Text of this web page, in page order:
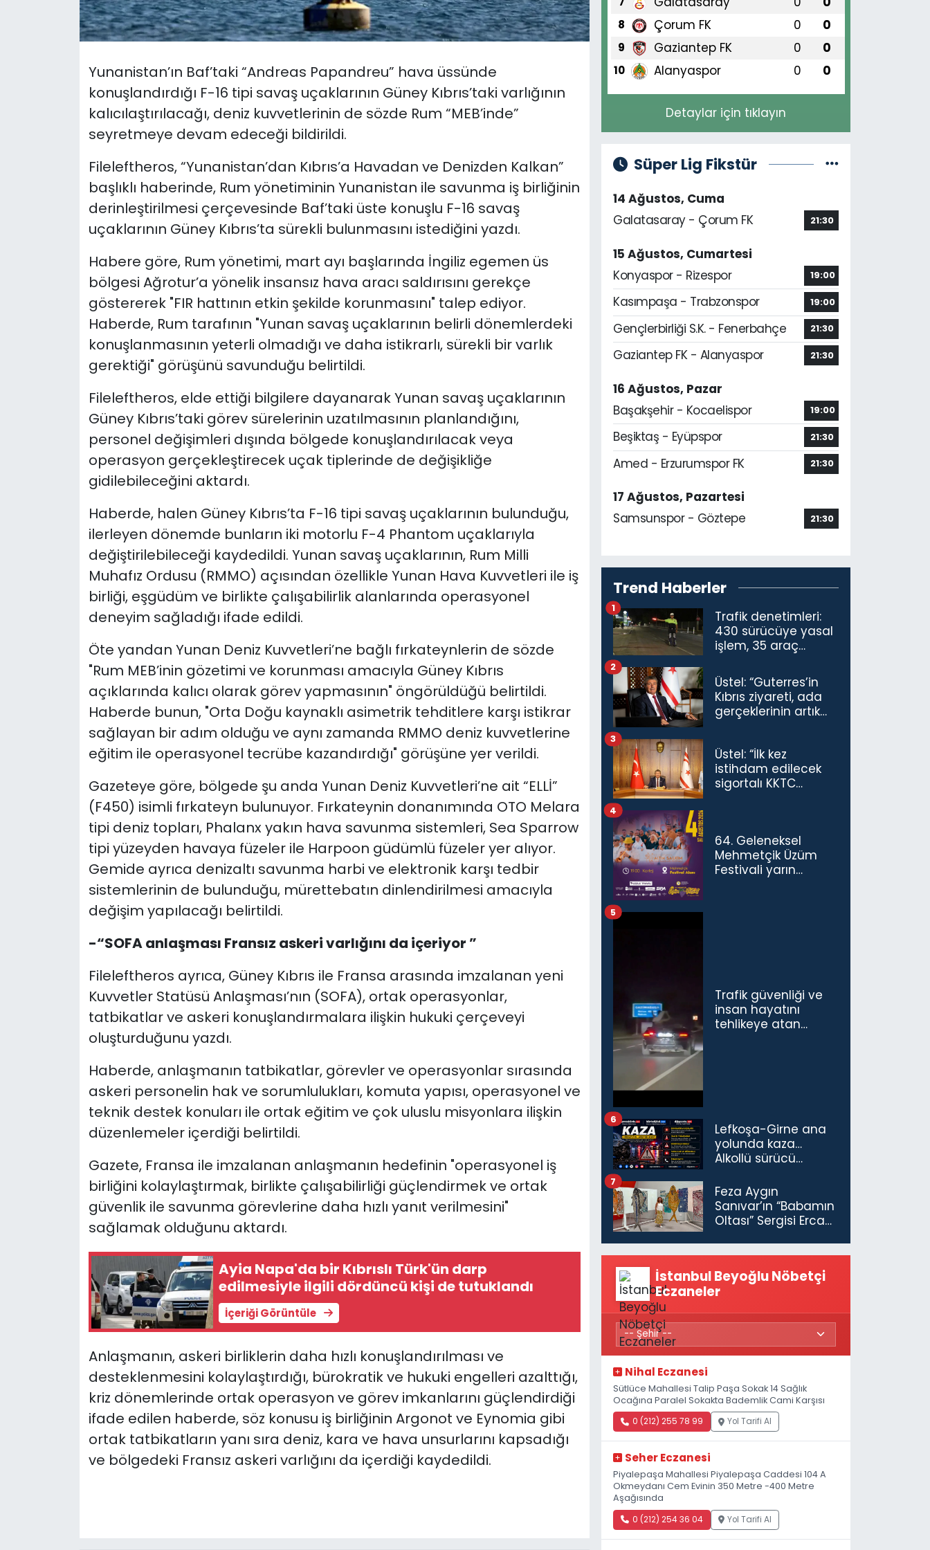
Yunanistan’ın Baf’taki “Andreas Papandreu” hava üssünde
konuşlandırdığı F-16 tipi savaş uçaklarının Güney Kıbrıs’taki varlığının
kalıcılaştırılacağı, deniz kuvvetlerinin de sözde Rum “MEB’inde”
seyretmeye devam edeceği bildirildi.
Fileleftheros, “Yunanistan’dan Kıbrıs’a Havadan ve Denizden Kalkan”
başlıklı haberinde, Rum yönetiminin Yunanistan ile savunma iş birliğinin
derinleştirilmesi çerçevesinde Baf’taki üste konuşlu F-16 savaş
uçaklarının Güney Kıbrıs’ta sürekli bulunmasını istediğini yazdı.
Habere göre, Rum yönetimi, mart ayı başlarında İngiliz egemen üs
bölgesi Ağrotur’a yönelik insansız hava aracı saldırısını gerekçe
göstererek "FIR hattının etkin şekilde korunmasını" talep ediyor.
Haberde, Rum tarafının "Yunan savaş uçaklarının belirli dönemlerdeki
konuşlanmasının yeterli olmadığı ve daha istikrarlı, sürekli bir varlık
gerektiği" görüşünü savunduğu belirtildi.
Fileleftheros, elde ettiği bilgilere dayanarak Yunan savaş uçaklarının
Güney Kıbrıs’taki görev sürelerinin uzatılmasının planlandığını,
personel değişimleri dışında bölgede konuşlandırılacak veya
operasyon gerçekleştirecek uçak tiplerinde de değişikliğe
gidilebileceğini aktardı.
Haberde, halen Güney Kıbrıs’ta F-16 tipi savaş uçaklarının bulunduğu,
ilerleyen dönemde bunların iki motorlu F-4 Phantom uçaklarıyla
değiştirilebileceği kaydedildi. Yunan savaş uçaklarının, Rum Milli
Muhafız Ordusu (RMMO) açısından özellikle Yunan Hava Kuvvetleri ile iş
birliği, eşgüdüm ve birlikte çalışabilirlik alanlarında operasyonel
deneyim sağladığı ifade edildi.
Öte yandan Yunan Deniz Kuvvetleri’ne bağlı fırkateynlerin de sözde
"Rum MEB’inin gözetimi ve korunması amacıyla Güney Kıbrıs
açıklarında kalıcı olarak görev yapmasının" öngörüldüğü belirtildi.
Haberde bunun, "Orta Doğu kaynaklı asimetrik tehditlere karşı istikrar
sağlayan bir adım olduğu ve aynı zamanda RMMO deniz kuvvetlerine
eğitim ile operasyonel tecrübe kazandırdığı" görüşüne yer verildi.
Gazeteye göre, bölgede şu anda Yunan Deniz Kuvvetleri’ne ait “ELLİ”
(F450) isimli fırkateyn bulunuyor. Fırkateynin donanımında OTO Melara
tipi deniz topları, Phalanx yakın hava savunma sistemleri, Sea Sparrow
tipi yüzeyden havaya füzeler ile Harpoon güdümlü füzeler yer alıyor.
Gemide ayrıca denizaltı savunma harbi ve elektronik karşı tedbir
sistemlerinin de bulunduğu, mürettebatın dinlendirilmesi amacıyla
değişim yapılacağı belirtildi.
-“SOFA anlaşması Fransız askeri varlığını da içeriyor ”
Fileleftheros ayrıca, Güney Kıbrıs ile Fransa arasında imzalanan yeni
Kuvvetler Statüsü Anlaşması’nın (SOFA), ortak operasyonlar,
tatbikatlar ve askeri konuşlandırmalara ilişkin hukuki çerçeveyi
oluşturduğunu yazdı.
Haberde, anlaşmanın tatbikatlar, görevler ve operasyonlar sırasında
askeri personelin hak ve sorumlulukları, komuta yapısı, operasyonel ve
teknik destek konuları ile ortak eğitim ve çok uluslu misyonlara ilişkin
düzenlemeler içerdiği belirtildi.
Gazete, Fransa ile imzalanan anlaşmanın hedefinin "operasyonel iş
birliğini kolaylaştırmak, birlikte çalışabilirliği güçlendirmek ve ortak
güvenlik ile savunma görevlerine daha hızlı yanıt verilmesini"
sağlamak olduğunu aktardı.
Ayia Napa'da bir Kıbrıslı Türk'ün darp
edilmesiyle ilgili dördüncü kişi de tutuklandı
İçeriği Görüntüle
Anlaşmanın, askeri birliklerin daha hızlı konuşlandırılması ve
desteklenmesini kolaylaştırdığı, bürokratik ve hukuki engelleri azalttığı,
kriz dönemlerinde ortak operasyon ve görev imkanlarını güçlendirdiği
ifade edilen haberde, söz konusu iş birliğinin Argonot ve Eynomia gibi
ortak tatbikatların yanı sıra deniz, kara ve hava unsurlarını kapsadığı
ve bölgedeki Fransız askeri varlığını da içerdiği kaydedildi.
8 Çorum FK 0 0
9 Gaziantep FK 0 0
10 Alanyaspor 0 0
Detaylar için tıklayın
Süper Lig Fikstür
14 Ağustos, Cuma
Galatasaray - Çorum FK
21:30
15 Ağustos, Cumartesi
Konyaspor - Rizespor
19:00
Kasımpaşa - Trabzonspor 19:00
Gençlerbirliği S.K. - Fenerbahçe 21:30
Gaziantep FK - Alanyaspor 21:30
16 Ağustos, Pazar
Başakşehir - Kocaelispor
19:00
Beşiktaş - Eyüpspor 21:30
Amed - Erzurumspor FK 21:30
17 Ağustos, Pazartesi
Samsunspor - Göztepe
21:30
Trend Haberler
Trafik denetimleri:
430 sürücüye yasal
işlem, 35 araç
1
Üstel: “Guterres’in
Kıbrıs ziyareti, ada
gerçeklerinin artık
göstermiştir”
2
Üstel: “İlk kez
istihdam edilecek
sigortalı KKTC
3
64. Geleneksel
Mehmetçik Üzüm
Festivali yarın
4
Trafik güvenliği ve
insan hayatını
tehlikeye atan
5
Lefkoşa-Girne ana
yolunda kaza…
Alkollü sürücü
6
Feza Aygın
Sanıvar’ın “Babamın
Oltası” Sergisi Ercan
7
İstanbul Beyoğlu Nöbetçi
Eczaneler
Nihal Eczanesi
Sütlüce Mahallesi Talip Paşa Sokak 14 Sağlık
Ocağına Paralel Sokakta Bademlik Cami Karşısı
0 (212) 255 78 99 Yol Tarifi Al
Seher Eczanesi
Piyalepaşa Mahallesi Piyalepaşa Caddesi 104 A
Okmeydanı Cem Evinin 350 Metre -400 Metre
Aşağısında
0 (212) 254 36 04 Yol Tarifi Al
SAĞLIK
Teknoloji
Video Galeri